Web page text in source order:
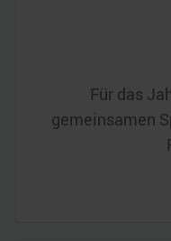
Für das
gemeinsamen